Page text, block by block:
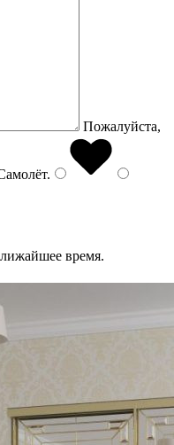
Пожалуйста,
.
время.